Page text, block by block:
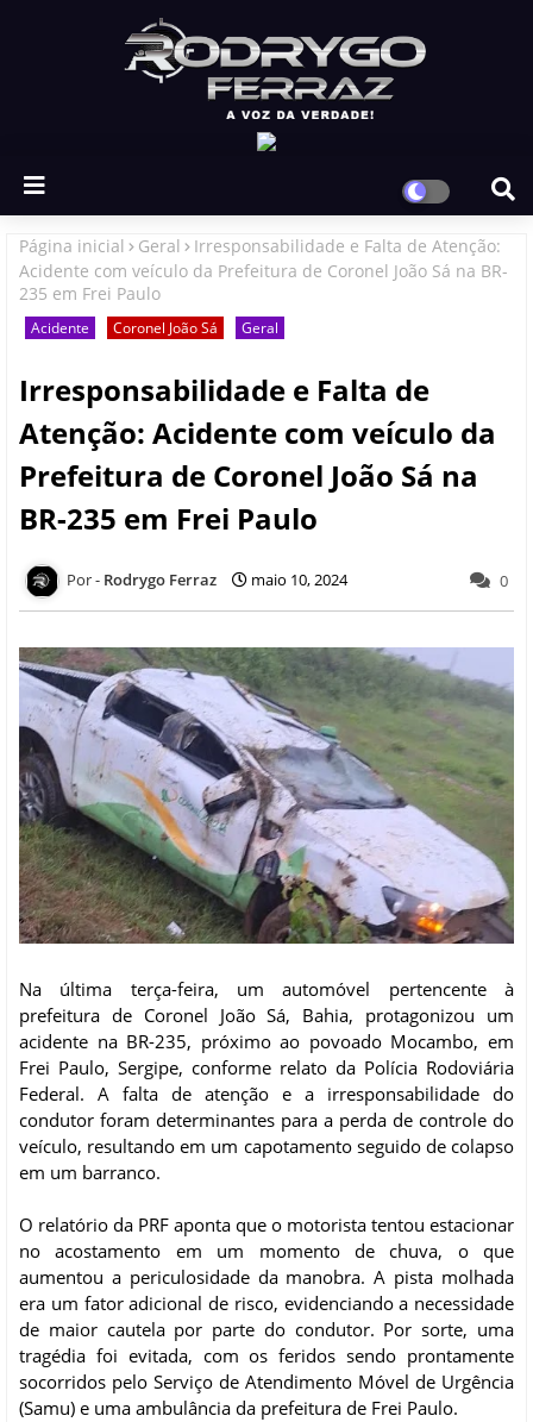
Página inicial Geral
Irresponsabilidade e Falta de Atenção:
Acidente com veículo da Prefeitura de Coronel João Sá na BR-
235 em Frei Paulo
Acidente Coronel João Sá Geral
Irresponsabilidade e Falta de
Atenção: Acidente com veículo da
Prefeitura de Coronel João Sá na
BR-235 em Frei Paulo
Rodrygo Ferraz maio 10, 2024 0
Na última terça-feira, um automóvel pertencente à
prefeitura de Coronel João Sá, Bahia, protagonizou um
acidente na BR-235, próximo ao povoado Mocambo, em
Frei Paulo, Sergipe, conforme relato da Polícia Rodoviária
Federal. A falta de atenção e a irresponsabilidade do
condutor foram determinantes para a perda de controle do
veículo, resultando em um capotamento seguido de colapso
em um barranco.
O relatório da PRF aponta que o motorista tentou estacionar
no acostamento em um momento de chuva, o que
aumentou a periculosidade da manobra. A pista molhada
era um fator adicional de risco, evidenciando a necessidade
de maior cautela por parte do condutor. Por sorte, uma
tragédia foi evitada, com os feridos sendo prontamente
socorridos pelo Serviço de Atendimento Móvel de Urgência
(Samu) e uma ambulância da prefeitura de Frei Paulo.